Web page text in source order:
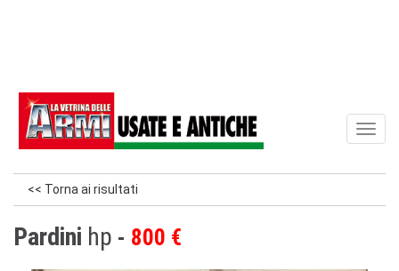
<< Torna ai risultati
Pardini hp 800 €